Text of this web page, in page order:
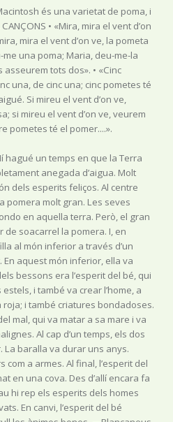
és una varietat de poma, i
• «Mira, mira el vent d’on
mira el vent d’on ve, la pometa
me una poma; Maria, deu-me-la
tots dos». • «Cinc
una, de cinc una; cinc pometes té
Si mireu el vent d’on ve,
si mireu el vent d’on ve, veurem
pometes té el pomer....».
hagué un temps en que la Terra
anegada d’aigua. Molt
dels esperits feliços. Al centre
pomera molt gran. Les seves
en aquella terra. Però, el gran
de soacarrel la pomera. I, en
al món inferior a través d’un
aquest món inferior, ella va
bessons era l’esperit del bé, qui
i també va crear l’home, a
roja; i també criatures bondadoses.
mal, qui va matar a sa mare i va
Al cap d’un temps, els dos
baralla va durar uns anys.
com a armes. Al final, l’esperit del
en una cova. Des d’allí encara fa
hi rep els esperits dels homes
En canvi, l’esperit del bé